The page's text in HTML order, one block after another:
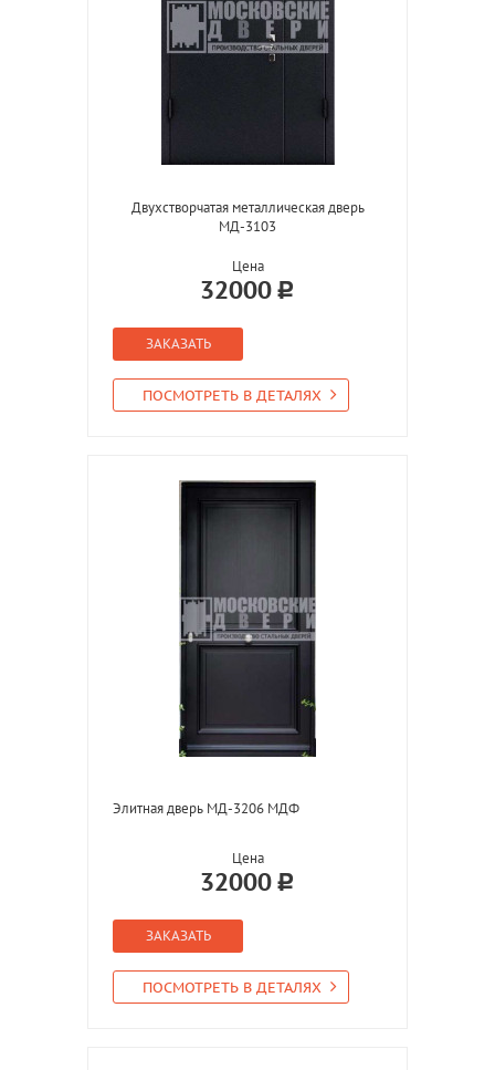
Двухстворчатая металлическая дверь
МД-3103
Цена
32000
ЗАКАЗАТЬ
ПОСМОТРЕТЬ В ДЕТАЛЯХ
Элитная дверь МД-3206 МДФ
Цена
32000
ЗАКАЗАТЬ
ПОСМОТРЕТЬ В ДЕТАЛЯХ